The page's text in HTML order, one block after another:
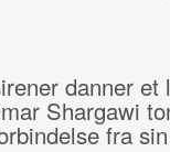
danner et
Shargawi
fra